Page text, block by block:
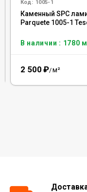
Код: 1005-1
Каменный SPC
Parquete 1005-1
В наличии : 1780
2 500 ₽/м²